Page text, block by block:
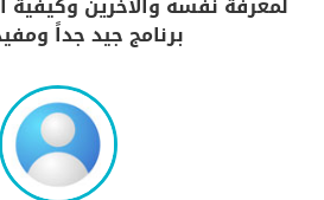
برنامج جيد جداً